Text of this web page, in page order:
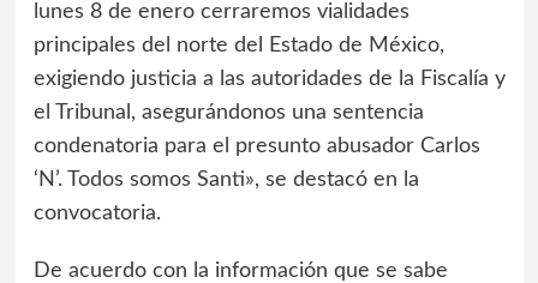
lunes 8 de enero cerraremos vialidades
principales del norte del Estado de México,
exigiendo justicia a las autoridades de la Fiscalía y
el Tribunal, asegurándonos una sentencia
condenatoria para el presunto abusador Carlos
‘N’. Todos somos Santi», se destacó en la
convocatoria.
De acuerdo con la información que se sabe